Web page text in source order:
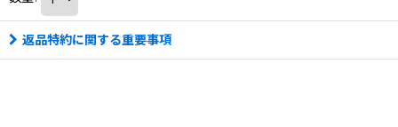
返品特約に関する重要事項